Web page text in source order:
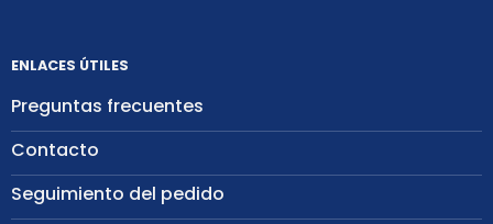
ENLACES ÚTILES
Preguntas frecuentes
Contacto
Seguimiento del pedido